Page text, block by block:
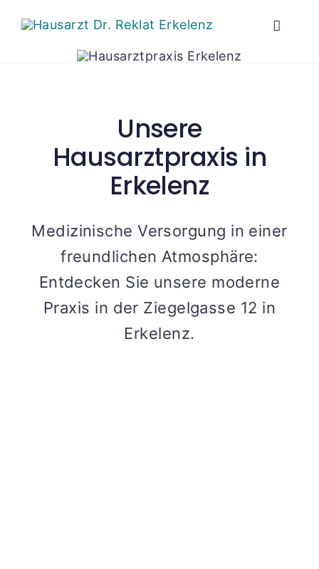
Inhalt
Toggle
Unsere
Hausarztpraxis in
Erkelenz
Medizinische Versorgung in einer
freundlichen Atmosphäre:
Entdecken Sie unsere moderne
Praxis in der Ziegelgasse 12 in
Erkelenz.